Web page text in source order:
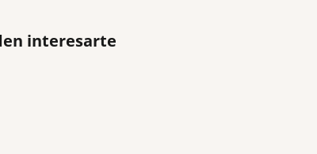
interesarte